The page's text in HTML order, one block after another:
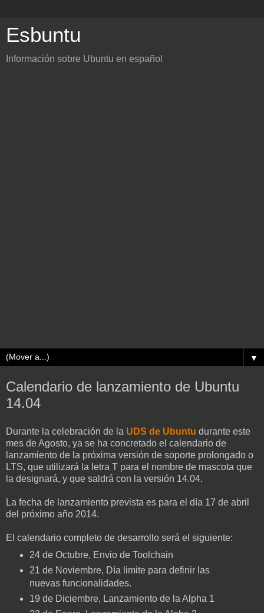
Esbuntu
Información sobre Ubuntu en español
▼
Calendario de lanzamiento de Ubuntu
14.04
Durante la celebración de la UDS de Ubuntu durante este
mes de Agosto, ya se ha concretado el calendario de
lanzamiento de la próxima versión de soporte prolongado o
LTS, que utilizará la letra T para el nombre de mascota que
la designará, y que saldrá con la versión 14.04.
La fecha de lanzamiento prevista es para el día 17 de abril
del próximo año 2014.
El calendario completo de desarrollo será el siguiente:
24 de Octubre, Envio de Toolchain
21 de Noviembre, Día limite para definir las
nuevas funcionalidades.
19 de Diciembre, Lanzamiento de la Alpha 1